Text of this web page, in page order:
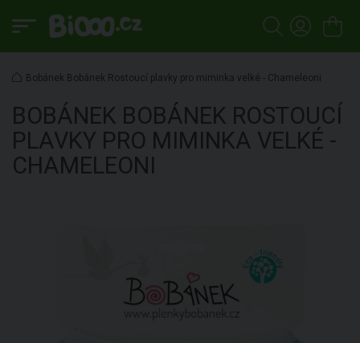
Bobánek Bobánek Rostoucí plavky pro miminka velké - Chameleoni
BOBÁNEK BOBÁNEK ROSTOUCÍ
PLAVKY PRO MIMINKA VELKÉ -
CHAMELEONI